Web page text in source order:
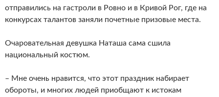
отправились на гастроли в Ровно и в Кривой Рог, где на
конкурсах талантов заняли почетные призовые места.
Очаровательная девушка Наташа сама сшила
национальный костюм.
– Мне очень нравится, что этот праздник набирает
обороты, и многих людей приобщают к истокам